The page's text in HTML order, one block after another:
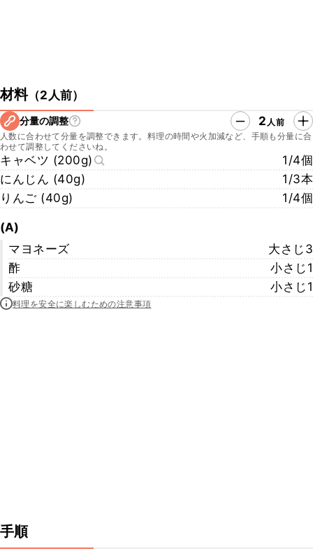
材料（2人前）
分量の調整 2 人前
人数に合わせて分量を調整できます。料理の時間や火加減など、手順も分量に合
わせて調整してくださいね。
キャベツ (200g)
1/4個
にんじん (40g)
1/3本
りんご (40g)
1/4個
(A)
マヨネーズ
大さじ3
酢
小さじ1
砂糖
小さじ1
料理を安全に楽しむための注意事項
手順